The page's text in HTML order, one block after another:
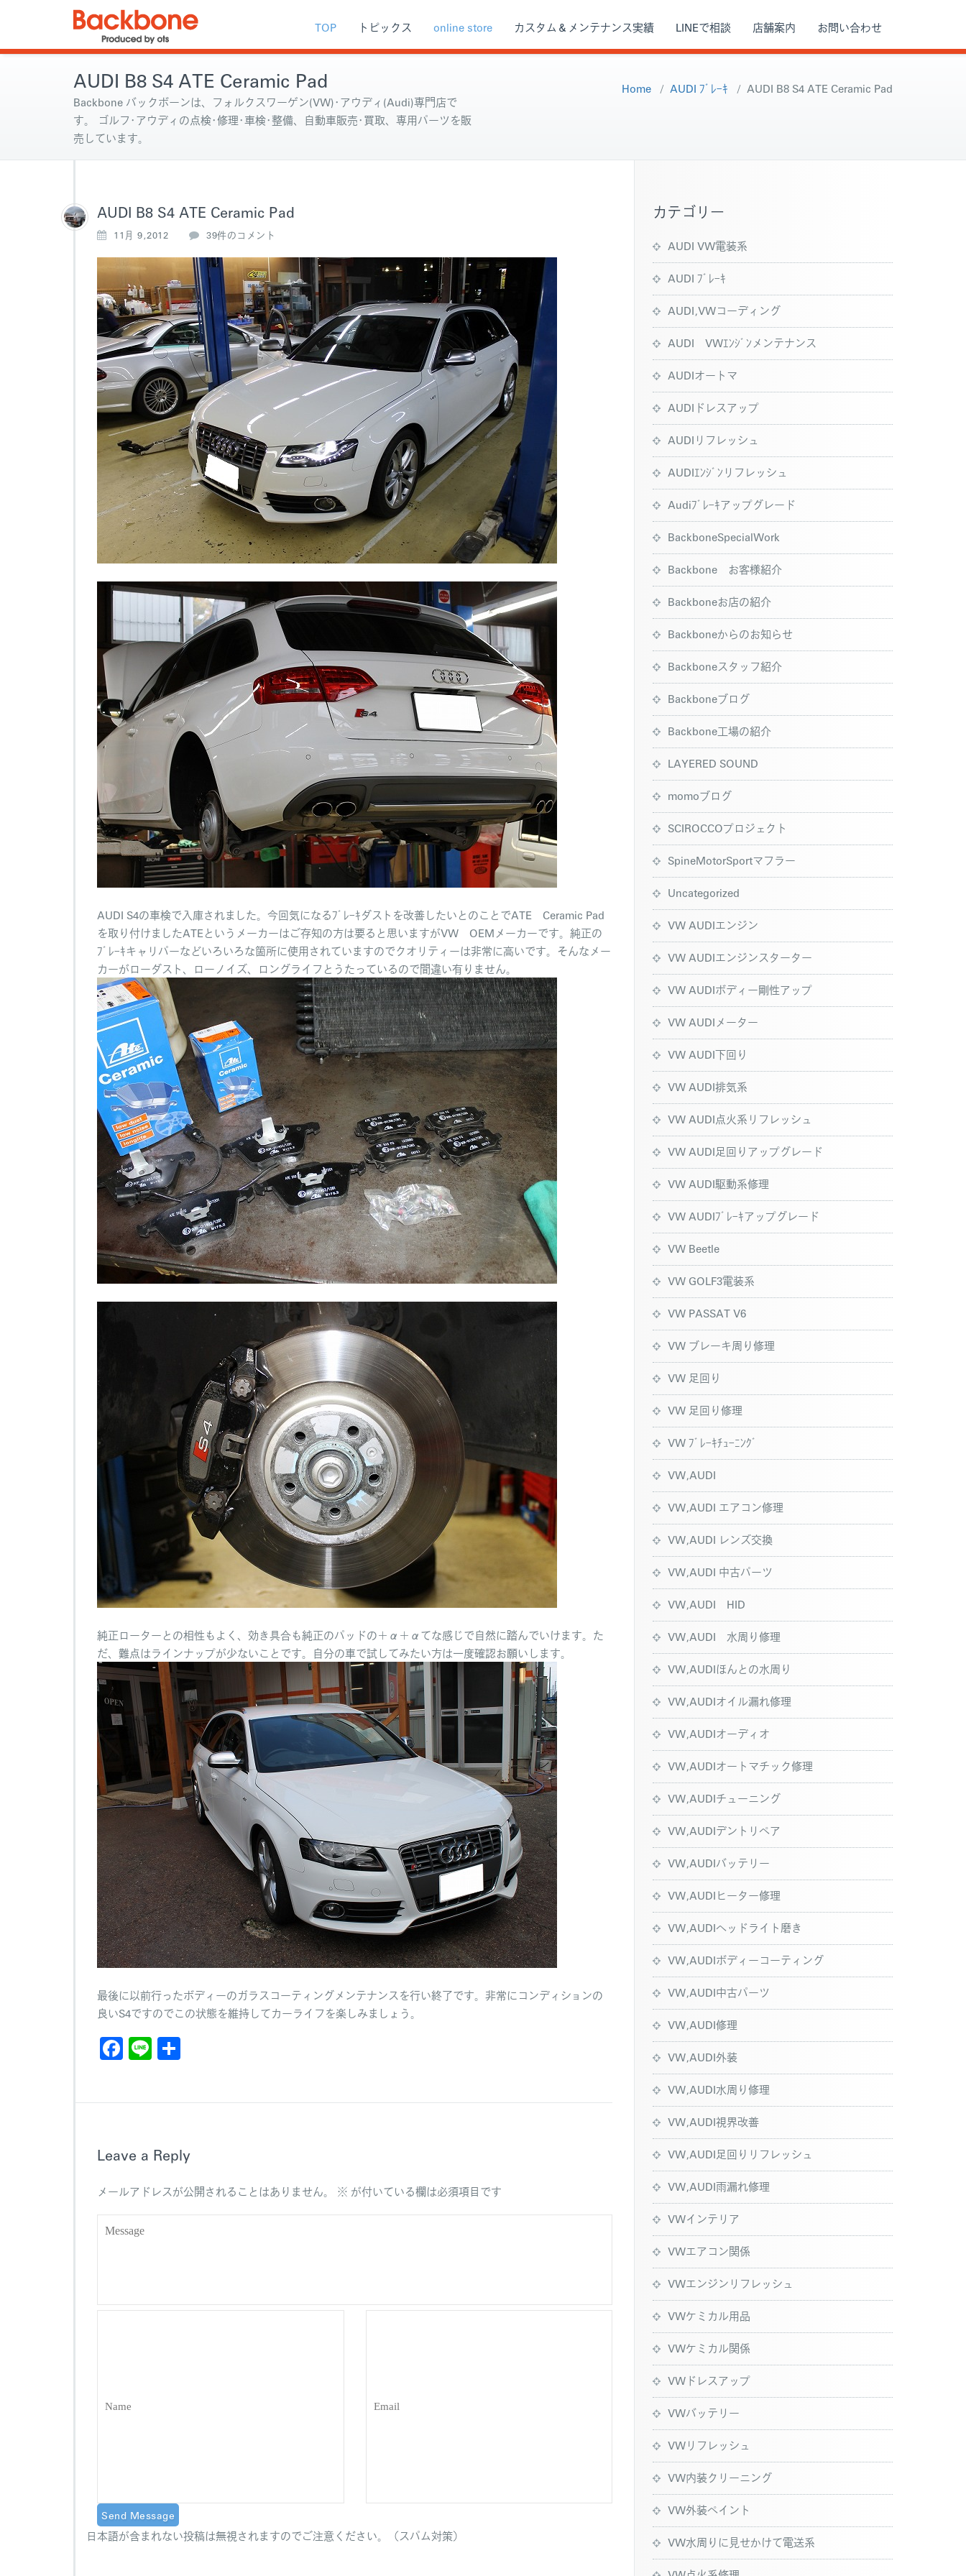
TOP トピックス online store カスタム＆メンテナンス実績 LINEで相談 店舗案内 お問い合わせ
AUDI B8 S4 ATE Ceramic Pad
Backbone バックボーンは、フォルクスワーゲン(VW)･アウディ(Audi)専門店で
す。 ゴルフ･アウディの点検･修理･車検･整備、自動車販売･買取、専用パーツを販
売しています。
Home / AUDI ﾌﾞﾚｰｷ / AUDI B8 S4 ATE Ceramic Pad
AUDI B8 S4 ATE Ceramic Pad
11月 9,2012
A
D
I
B
8
S
4
A
T
E
C
e
r
a
m
c
P
a
d
へ
の
39件のコメント
AUDI S4の車検で入庫されました。今回気になるﾌﾞﾚｰｷダストを改善したいとのことでATE Ceramic Pad
を取り付けましたATEというメーカーはご存知の方は要ると思いますがVW OEMメーカーです。純正の
ﾌﾞﾚｰｷキャリパーなどいろいろな箇所に使用されていますのでクオリティーは非常に高いです。そんなメー
カーがローダスト、ローノイズ、ロングライフとうたっているので間違い有りません。
純正ローターとの相性もよく、効き具合も純正のパッドの＋α＋αてな感じで自然に踏んでいけます。た
だ、難点はラインナップが少ないことです。自分の車で試してみたい方は一度確認お願いします。
最後に以前行ったボディーのガラスコーティングメンテナンスを行い終了です。非常にコンディションの
良いS4ですのでこの状態を維持してカーライフを楽しみましょう。
F
o
o
k
Li
Leave a Reply
メールアドレスが公開されることはありません。 ※ が付いている欄は必須項目です
日本語が含まれない投稿は無視されますのでご注意ください。（スパム対策）
カテゴリー
AUDI VW電装系
AUDI ﾌﾞﾚｰｷ
AUDI,VWコーディング
AUDI VWｴﾝｼﾞﾝメンテナンス
AUDIオートマ
AUDIドレスアップ
AUDIリフレッシュ
AUDIｴﾝｼﾞﾝリフレッシュ
Audiﾌﾞﾚｰｷアップグレード
BackboneSpecialWork
Backbone お客様紹介
Backboneお店の紹介
Backboneからのお知らせ
Backboneスタッフ紹介
Backboneブログ
Backbone工場の紹介
LAYERED SOUND
momoブログ
SCIROCCOプロジェクト
SpineMotorSportマフラー
Uncategorized
VW AUDIエンジン
VW AUDIエンジンスターター
VW AUDIボディー剛性アップ
VW AUDIメーター
VW AUDI下回り
VW AUDI排気系
VW AUDI点火系リフレッシュ
VW AUDI足回りアップグレード
VW AUDI駆動系修理
VW AUDIﾌﾞﾚｰｷアップグレード
VW Beetle
VW GOLF3電装系
VW PASSAT V6
VW ブレーキ周り修理
VW 足回り
VW 足回り修理
VW ﾌﾞﾚｰｷﾁｭｰﾆﾝｸﾞ
VW,AUDI
VW,AUDI エアコン修理
VW,AUDI レンズ交換
VW,AUDI 中古パーツ
VW,AUDI HID
VW,AUDI 水周り修理
VW,AUDIほんとの水周り
VW,AUDIオイル漏れ修理
VW,AUDIオーディオ
VW,AUDIオートマチック修理
VW,AUDIチューニング
VW,AUDIデントリペア
VW,AUDIバッテリー
VW,AUDIヒーター修理
VW,AUDIヘッドライト磨き
VW,AUDIボディーコーティング
VW,AUDI中古パーツ
VW,AUDI修理
VW,AUDI外装
VW,AUDI水周り修理
VW,AUDI視界改善
VW,AUDI足回りリフレッシュ
VW,AUDI雨漏れ修理
VWインテリア
VWエアコン関係
VWエンジンリフレッシュ
VWケミカル用品
VWケミカル関係
VWドレスアップ
VWバッテリー
VWリフレッシュ
VW内装クリーニング
VW外装ペイント
VW水周りに見せかけて電送系